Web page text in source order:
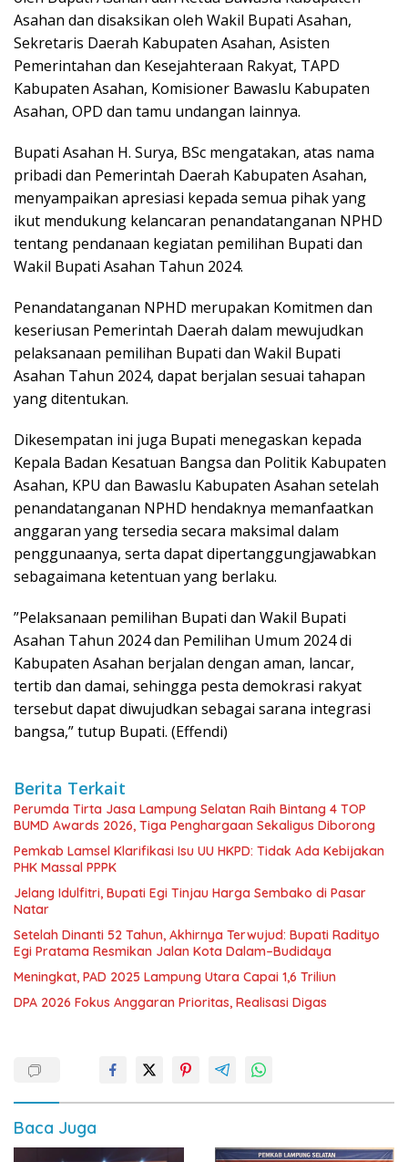
Asahan dan disaksikan oleh Wakil Bupati Asahan,
Sekretaris Daerah Kabupaten Asahan, Asisten
Pemerintahan dan Kesejahteraan Rakyat, TAPD
Kabupaten Asahan, Komisioner Bawaslu Kabupaten
Asahan, OPD dan tamu undangan lainnya.
Bupati Asahan H. Surya, BSc mengatakan, atas nama
pribadi dan Pemerintah Daerah Kabupaten Asahan,
menyampaikan apresiasi kepada semua pihak yang
ikut mendukung kelancaran penandatanganan NPHD
tentang pendanaan kegiatan pemilihan Bupati dan
Wakil Bupati Asahan Tahun 2024.
Penandatanganan NPHD merupakan Komitmen dan
keseriusan Pemerintah Daerah dalam mewujudkan
pelaksanaan pemilihan Bupati dan Wakil Bupati
Asahan Tahun 2024, dapat berjalan sesuai tahapan
yang ditentukan.
Dikesempatan ini juga Bupati menegaskan kepada
Kepala Badan Kesatuan Bangsa dan Politik Kabupaten
Asahan, KPU dan Bawaslu Kabupaten Asahan setelah
penandatanganan NPHD hendaknya memanfaatkan
anggaran yang tersedia secara maksimal dalam
penggunaanya, serta dapat dipertanggungjawabkan
sebagaimana ketentuan yang berlaku.
”Pelaksanaan pemilihan Bupati dan Wakil Bupati
Asahan Tahun 2024 dan Pemilihan Umum 2024 di
Kabupaten Asahan berjalan dengan aman, lancar,
tertib dan damai, sehingga pesta demokrasi rakyat
tersebut dapat diwujudkan sebagai sarana integrasi
bangsa,” tutup Bupati. (Effendi)
Berita Terkait
Perumda Tirta Jasa Lampung Selatan Raih Bintang 4 TOP
BUMD Awards 2026, Tiga Penghargaan Sekaligus Diborong
Pemkab Lamsel Klarifikasi Isu UU HKPD: Tidak Ada Kebijakan
PHK Massal PPPK
Jelang Idulfitri, Bupati Egi Tinjau Harga Sembako di Pasar
Natar
Setelah Dinanti 52 Tahun, Akhirnya Terwujud: Bupati Radityo
Egi Pratama Resmikan Jalan Kota Dalam–Budidaya
Meningkat, PAD 2025 Lampung Utara Capai 1,6 Triliun
DPA 2026 Fokus Anggaran Prioritas, Realisasi Digas
Baca Juga